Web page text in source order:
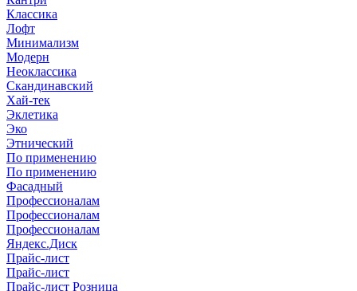
Классика
Лофт
Минимализм
Модерн
Неоклассика
Скандинавский
Хай-тек
Эклетика
Эко
Этнический
По применению
По применению
Фасадный
Профессионалам
Профессионалам
Профессионалам
Яндекс.Диск
Прайс-лист
Прайс-лист
Прайс-лист Розница